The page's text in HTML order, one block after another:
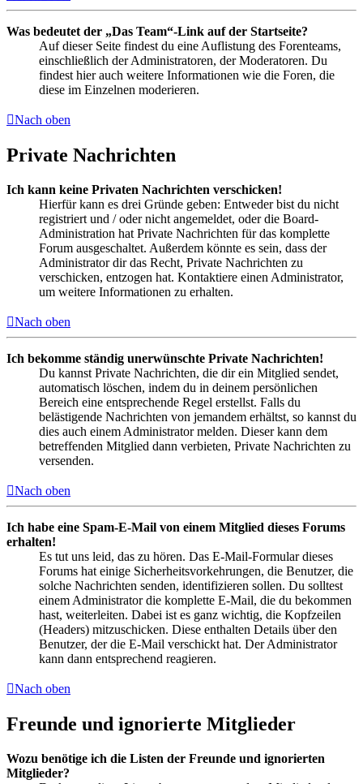
Was bedeutet der „Das Team“-Link auf der Startseite?
Auf dieser Seite findest du eine Auflistung des Forenteams,
einschließlich der Administratoren, der Moderatoren. Du
findest hier auch weitere Informationen wie die Foren, die
diese im Einzelnen moderieren.
Nach oben
Private Nachrichten
Ich kann keine Privaten Nachrichten verschicken!
Hierfür kann es drei Gründe geben: Entweder bist du nicht
registriert und / oder nicht angemeldet, oder die Board-
Administration hat Private Nachrichten für das komplette
Forum ausgeschaltet. Außerdem könnte es sein, dass der
Administrator dir das Recht, Private Nachrichten zu
verschicken, entzogen hat. Kontaktiere einen Administrator,
um weitere Informationen zu erhalten.
Nach oben
Ich bekomme ständig unerwünschte Private Nachrichten!
Du kannst Private Nachrichten, die dir ein Mitglied sendet,
automatisch löschen, indem du in deinem persönlichen
Bereich eine entsprechende Regel erstellst. Falls du
belästigende Nachrichten von jemandem erhältst, so kannst du
dies auch einem Administrator melden. Dieser kann dem
betreffenden Mitglied dann verbieten, Private Nachrichten zu
versenden.
Nach oben
Ich habe eine Spam-E-Mail von einem Mitglied dieses Forums
erhalten!
Es tut uns leid, das zu hören. Das E-Mail-Formular dieses
Forums hat einige Sicherheitsvorkehrungen, die Benutzer, die
solche Nachrichten senden, identifizieren sollen. Du solltest
einem Administrator die komplette E-Mail, die du bekommen
hast, weiterleiten. Dabei ist es ganz wichtig, die Kopfzeilen
(Headers) mitzuschicken. Diese enthalten Details über den
Benutzer, der die E-Mail verschickt hat. Der Administrator
kann dann entsprechend reagieren.
Nach oben
Freunde und ignorierte Mitglieder
Wozu benötige ich die Listen der Freunde und ignorierten
Mitglieder?